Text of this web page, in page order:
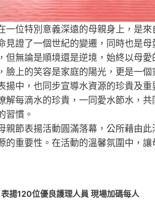
一位特別意義深遠的母親身上，是
見證了一個世紀的變遷，同時也是
但無論是順境還是逆境，始終以母
臉上的笑容是家庭的陽光，更是一個
揚中，也同步宣導水資源的珍貴及
解每滴水的珍貴，一同愛水節水，
習慣。
親節表揚活動圓滿落幕，公所藉由
的重要性。在活動的溫馨氛圍中，
揚120位優良護理人員 現場加碼每人